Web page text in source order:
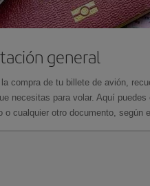
general
compra de tu billete de avión,
necesitas para volar. Aquí
o cualquier otro documento, según